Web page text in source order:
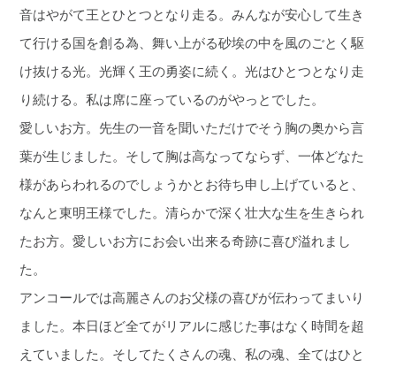
音はやがて王とひとつとなり走る。みんなが安心して生き
て行ける国を創る為、舞い上がる砂埃の中を風のごとく駆
け抜ける光。光輝く王の勇姿に続く。光はひとつとなり走
り続ける。私は席に座っているのがやっとでした。
愛しいお方。先生の一音を聞いただけでそう胸の奥から言
葉が生じました。そして胸は高なってならず、一体どなた
様があらわれるのでしょうかとお待ち申し上げていると、
なんと東明王様でした。清らかで深く壮大な生を生きられ
たお方。愛しいお方にお会い出来る奇跡に喜び溢れまし
た。
アンコールでは高麗さんのお父様の喜びが伝わってまいり
ました。本日ほど全てがリアルに感じた事はなく時間を超
えていました。そしてたくさんの魂、私の魂、全てはひと